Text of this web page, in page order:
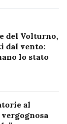
del Volturno,
dal vento:
lo stato
al